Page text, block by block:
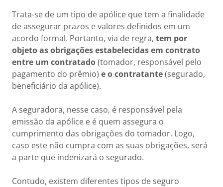
Trata-se de um tipo de apólice que tem a finalidade
de assegurar prazos e valores definidos em um
acordo formal. Portanto, via de regra, tem por
objeto as obrigações estabelecidas em contrato
entre um contratado(tomador, responsável pelo
pagamento do prêmio) e o contratante(segurado,
beneficiário da apólice).
A seguradora, nesse caso, é responsável pela
emissão da apólice e é quem assegura o
cumprimento das obrigações do tomador. Logo,
caso este não cumpra com as suas obrigações, será
a parte que indenizará o segurado.
Contudo, existem diferentes tipos de seguro